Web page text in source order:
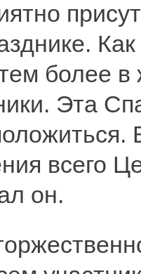
более в
Эта
всего
он.